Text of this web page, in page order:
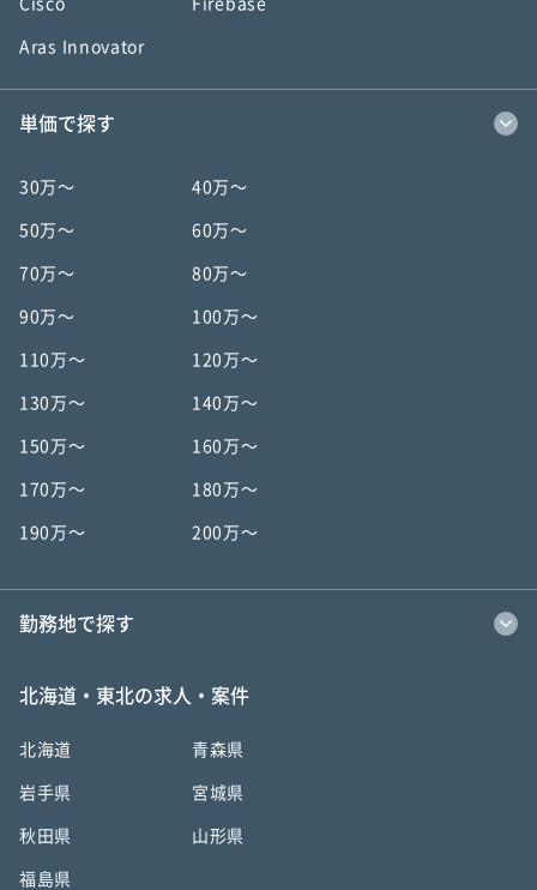
Aras Innovator
単価で探す
30万〜 40万〜
50万〜 60万〜
70万〜 80万〜
90万〜 100万〜
110万〜 120万〜
130万〜 140万〜
150万〜 160万〜
170万〜 180万〜
190万〜 200万〜
勤務地で探す
北海道・東北の求人・案件
北海道 青森県
岩手県 宮城県
秋田県 山形県
福島県